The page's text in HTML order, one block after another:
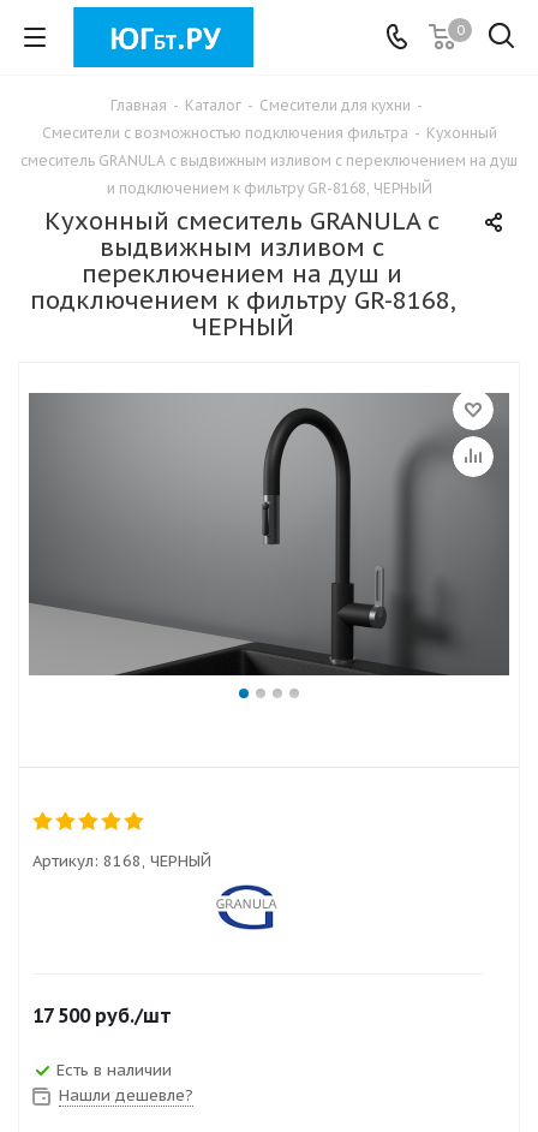
0
Главная - Каталог - Смесители для кухни -
Смесители с возможностью подключения фильтра - Кухонный
смеситель GRANULA с выдвижным изливом с переключением на душ
и подключением к фильтру GR-8168, ЧЕРНЫЙ
Кухонный смеситель GRANULA с
выдвижным изливом с
переключением на душ и
подключением к фильтру GR-8168,
ЧЕРНЫЙ
Артикул: 8168, ЧЕРНЫЙ
17 500руб./шт
Есть в наличии
Нашли дешевле?